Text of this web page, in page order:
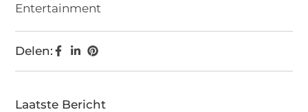
Entertainment
Delen:
Laatste Bericht